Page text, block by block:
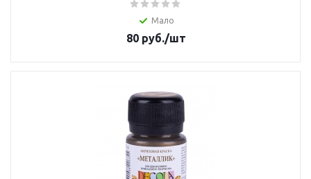
Мало
80руб./шт